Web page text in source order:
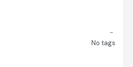
-
No tags